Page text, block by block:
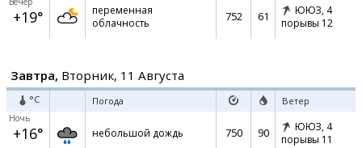
+19°
переменная
облачность
752 61 ЮЮЗ, 4
порывы 12
Завтра, Вторник, 11 Августа
°C Погода Ветер
Ночь
+16° небольшой дождь 750 90 ЮЮЗ, 4
порывы 11